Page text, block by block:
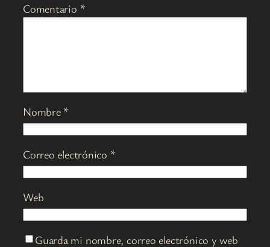
Comentario *
Nombre *
Correo electrónico *
Web
Guarda mi nombre, correo electrónico y web